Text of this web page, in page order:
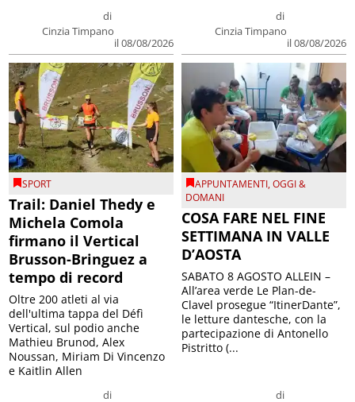
di
Cinzia Timpano
il 08/08/2026
di
Cinzia Timpano
il 08/08/2026
SPORT
Trail: Daniel Thedy e
Michela Comola
firmano il Vertical
Brusson-Bringuez a
tempo di record
di
Oltre 200 atleti al via
dell'ultima tappa del Défì
Vertical, sul podio anche
Mathieu Brunod, Alex
Noussan, Miriam Di Vincenzo
e Kaitlin Allen
APPUNTAMENTI,OGGI &
DOMANI
COSA FARE NEL FINE
SETTIMANA IN VALLE
D’AOSTA
di
SABATO 8 AGOSTO ALLEIN –
All’area verde Le Plan-de-
Clavel prosegue “ItinerDante”,
le letture dantesche, con la
partecipazione di Antonello
Pistritto (...